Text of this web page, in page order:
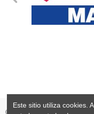
©2026 GrandMarine S.L.
Este sitio utiliza cookies.